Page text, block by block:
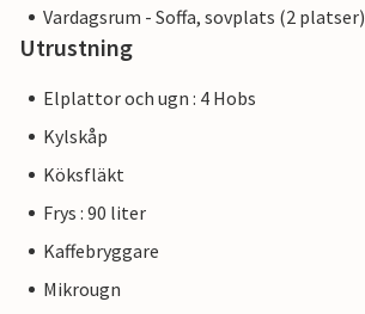
Vardagsrum - Soffa, sovplats (2 platser)
Utrustning
Elplattor och ugn : 4 Hobs
Kylskåp
Köksfläkt
Frys : 90 liter
Kaffebryggare
Mikrougn